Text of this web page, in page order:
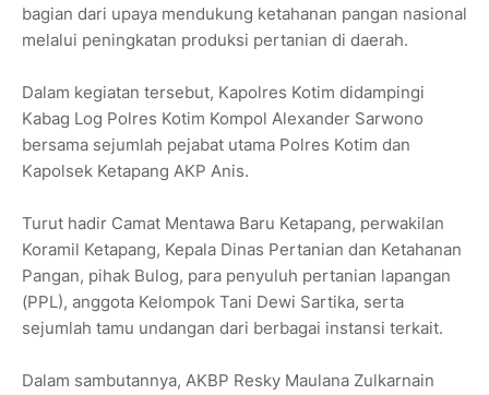
bagian dari upaya mendukung ketahanan pangan nasional
melalui peningkatan produksi pertanian di daerah.
Dalam kegiatan tersebut, Kapolres Kotim didampingi
Kabag Log Polres Kotim Kompol Alexander Sarwono
bersama sejumlah pejabat utama Polres Kotim dan
Kapolsek Ketapang AKP Anis.
Turut hadir Camat Mentawa Baru Ketapang, perwakilan
Koramil Ketapang, Kepala Dinas Pertanian dan Ketahanan
Pangan, pihak Bulog, para penyuluh pertanian lapangan
(PPL), anggota Kelompok Tani Dewi Sartika, serta
sejumlah tamu undangan dari berbagai instansi terkait.
Dalam sambutannya, AKBP Resky Maulana Zulkarnain